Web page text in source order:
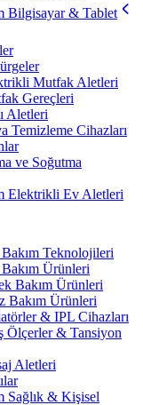
Bilgisayar & Tablet
Mutfak Aletleri
Gereçleri
Aletleri
Temizleme Cihazları
ve Soğutma
Elektrikli Ev Aletleri
Teknolojileri
Bakım Ürünleri
Bakım Ürünleri
Bakım Ürünleri
& IPL Cihazları
Ölçerler & Tansiyon
Aletleri
Sağlık & Kişisel